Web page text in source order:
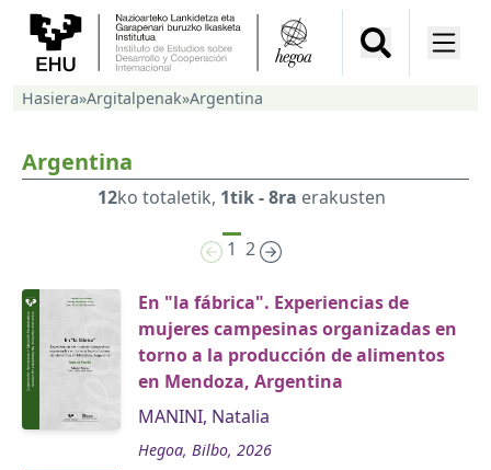
Hasiera»Argitalpenak»Argentina
Argentina
12ko totaletik, 1tik - 8ra erakusten
1 2
En "la fábrica". Experiencias de
mujeres campesinas organizadas en
torno a la producción de alimentos
en Mendoza, Argentina
MANINI, Natalia
Hegoa, Bilbo, 2026